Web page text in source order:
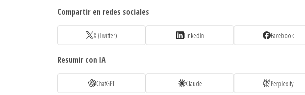
Compartir en redes sociales
X (Twitter) LinkedIn Facebook
Resumir con IA
ChatGPT Claude Perplexity